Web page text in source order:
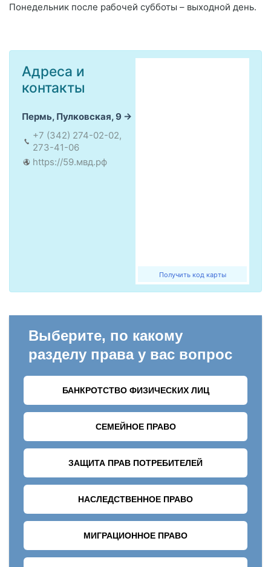
Понедельник после рабочей субботы – выходной день.
Получить код карты
Адреса и
контакты
Пермь, Пулковская, 9
+7 (342) 274-02-02,
273-41-06
https://59.мвд.рф